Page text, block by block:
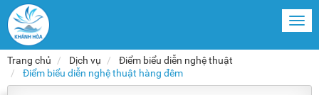
Trang chủ Dịch vụ
Điểm biểu diễn nghệ thuật
Điểm biểu diễn nghệ thuật hàng đêm